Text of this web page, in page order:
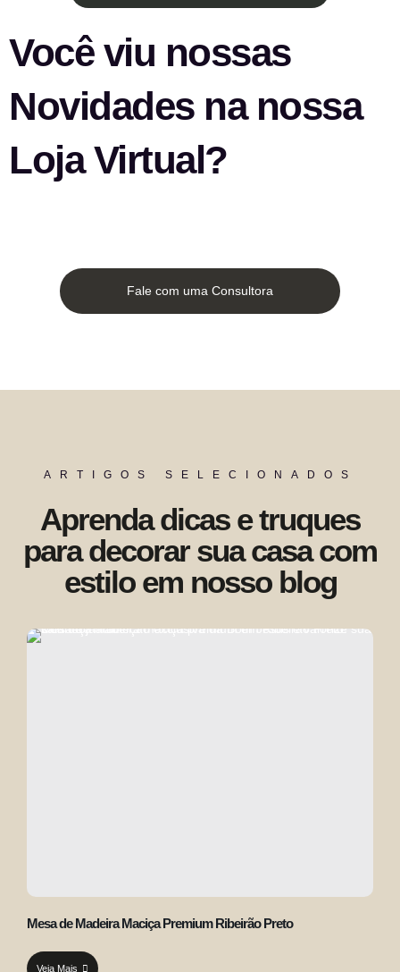
Você viu nossas
Novidades na nossa
Loja Virtual?
Fale com uma Consultora
ARTIGOS SELECIONADOS
Aprenda dicas e truques
para decorar sua casa com
estilo em nosso blog
Mesa de Madeira Maciça Premium Ribeirão Preto
Veja Mais